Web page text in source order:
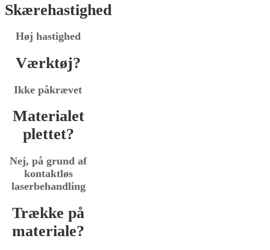
Skærehastighed
Høj hastighed
Værktøj?
Ikke påkrævet
Materialet
plettet?
Nej, på grund af
kontaktløs
laserbehandling
Trække på
materiale?